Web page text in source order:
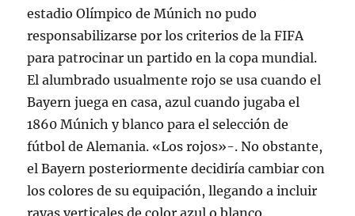
estadio Olímpico de Múnich no pudo
responsabilizarse por los criterios de la FIFA
para patrocinar un partido en la copa mundial.
El alumbrado usualmente rojo se usa cuando el
Bayern juega en casa, azul cuando jugaba el
1860 Múnich y blanco para el selección de
fútbol de Alemania. «Los rojos»-. No obstante,
el Bayern posteriormente decidiría cambiar con
los colores de su equipación, llegando a incluir
rayas verticales de color azul o blanco.